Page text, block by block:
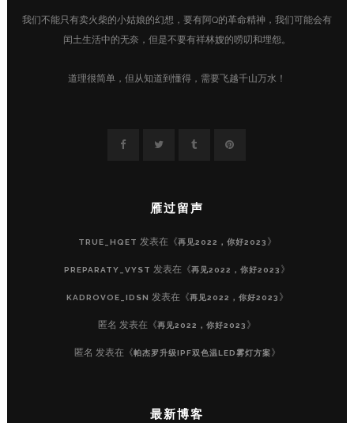
我们不能只有卖火柴的小姑娘的幻想，要有阿Q的革命精神，我们可能会有
闰土生活中的无奈，但是不要有祥林嫂的唠叨和埋怨。
道理很简单，但从知道到懂得，需要飞越千山万水！
雁过留声
TRUE_HQET 发表在《再见2022，你好2023 》
PREPARATY_VYST 发表在《再见2022，你好2023 》
KADROVOE_IDSN 发表在《再见2022，你好2023 》
匿名 发表在《再见2022，你好2023 》
匿名 发表在《帕杰罗升级IPF双色温LED雾灯方案》
最新博客